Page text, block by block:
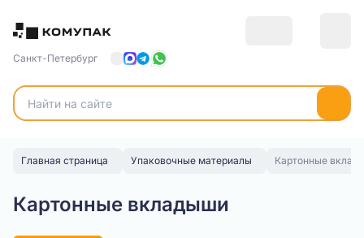
Санкт-Петербург
Главная страница Упаковочные материалы Картонные
Картонные вкладыши